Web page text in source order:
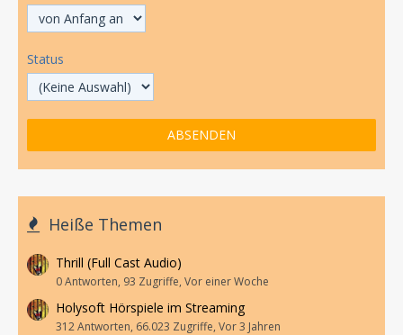
Status
Heiße Themen
Thrill (Full Cast Audio)
0 Antworten, 93 Zugriffe, Vor einer Woche
Holysoft Hörspiele im Streaming
312 Antworten, 66.023 Zugriffe, Vor 3 Jahren